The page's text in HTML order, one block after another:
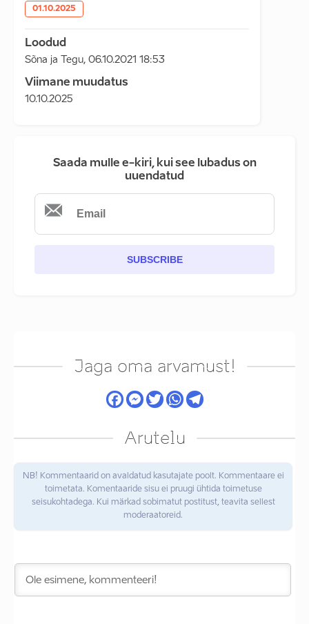
01.10.2025
Loodud
Sõna ja Tegu, 06.10.2021 18:53
Viimane muudatus
10.10.2025
Saada mulle e-kiri, kui see lubadus on
uuendatud
SUBSCRIBE
Jaga oma arvamust!
Arutelu
NB! Kommentaarid on avaldatud kasutajate poolt. Kommentaare ei
toimetata. Komentaaride sisu ei pruugi ühtida toimetuse
seisukohtadega. Kui märkad sobimatut postitust, teavita sellest
moderaatoreid.